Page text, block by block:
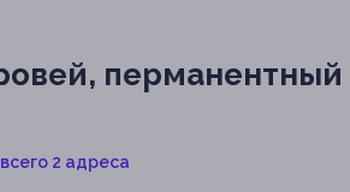
всего 2 адреса